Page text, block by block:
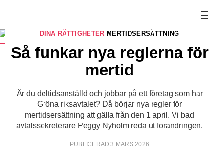
DINA RÄTTIGHETER MERTIDSERSÄTTNING
Så funkar nya reglerna för
mertid
Är du deltidsanställd och jobbar på ett företag som har
Gröna riksavtalet? Då börjar nya regler för
mertidsersättning att gälla från den 1 april. Vi bad
avtalssekreterare Peggy Nyholm reda ut förändringen.
PUBLICERAD 3 MARS 2026